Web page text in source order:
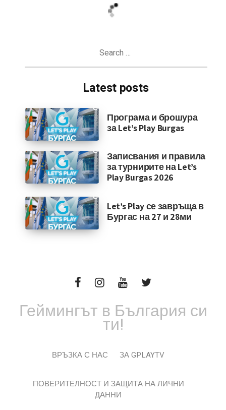
Latest posts
Програма и брошура
за Let’s Play Burgas
Записвания и правила
за турнирите на Let’s
Play Burgas 2026
Let’s Play се завръща в
Бургас на 27 и 28ми
Геймингът в България си
ти!
ВРЪЗКА С НАС ЗА GPLAYTV
ПОВЕРИТЕЛНОСТ И ЗАЩИТА НА ЛИЧНИ
ДАННИ